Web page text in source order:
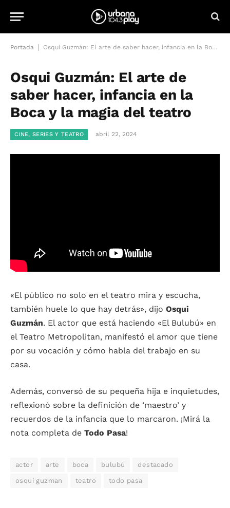
Portada Osqui Guzmán: El arte de saber hacer, infancia en la Boca y la magia del teatro
Osqui Guzmán: El arte de
saber hacer, infancia en la
Boca y la magia del teatro
CINE, SERIES Y TEATRO abril 22, 2024
«El público no solo en el teatro mira y escucha,
también huele lo que hay detrás», dijo Osqui
Guzmán. El actor que está haciendo «El Bulubú» en
el Teatro Metropolitan, manifestó el amor que tiene
por su vocación y cómo habla del trabajo en su
casa.
Además, conversó de su pequeña hija e inquietudes,
reflexionó sobre la definición de ‘maestro’ y
recuerdos de la infancia que lo marcaron. ¡Mirá la
nota completa de Todo Pasa!
actor arte boca bulubú destacado
osqui guzman teatro todo pasa